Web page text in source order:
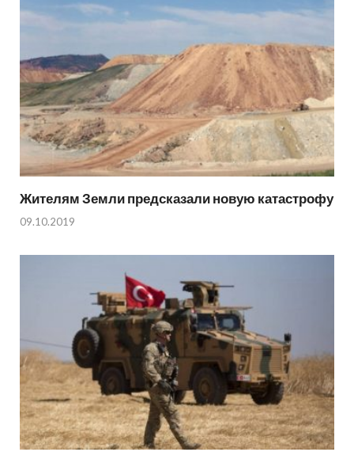
Жителям Земли предсказали новую катастрофу
09.10.2019